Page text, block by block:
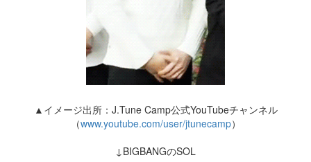
▲イメージ出所：J.Tune Camp公式YouTubeチャンネル
（www.youtube.com/user/jtunecamp）
↓BIGBANGのSOL